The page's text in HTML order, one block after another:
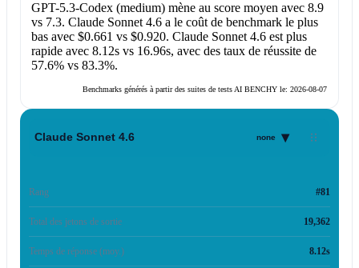
GPT-5.3-Codex (medium)mène au score moyen avec 8.9
vs 7.3. Claude Sonnet 4.6a le coût de benchmark le plus
bas avec $0.661 vs $0.920. Claude Sonnet 4.6est plus
rapide avec 8.12svs 16.96s, avec des taux de réussite de
57.6%vs 83.3%.
Benchmarks générés à partir des suites de tests AI BENCHY le: 2026-08-07
Claude Sonnet 4.6 none ▾
Rang #81
Total des jetons de sortie 19,362
Temps de réponse (moy.) 8.12s